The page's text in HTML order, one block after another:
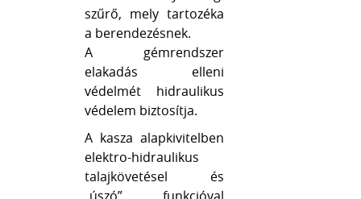
szűrő, mely tartozéka
a berendezésnek.
A gémrendszer
elakadás elleni
védelmét hidraulikus
védelem biztosítja.
A kasza alapkivitelben
elektro-hidraulikus
talajkövetésel és